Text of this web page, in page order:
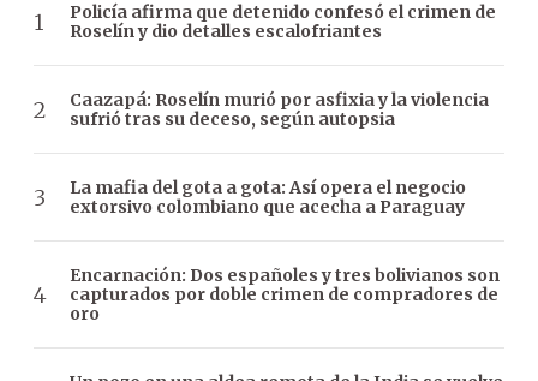
Policía afirma que detenido confesó el crimen de
Roselín y dio detalles escalofriantes
Caazapá: Roselín murió por asfixia y la violencia
sufrió tras su deceso, según autopsia
La mafia del gota a gota: Así opera el negocio
extorsivo colombiano que acecha a Paraguay
Encarnación: Dos españoles y tres bolivianos son
capturados por doble crimen de compradores de
oro